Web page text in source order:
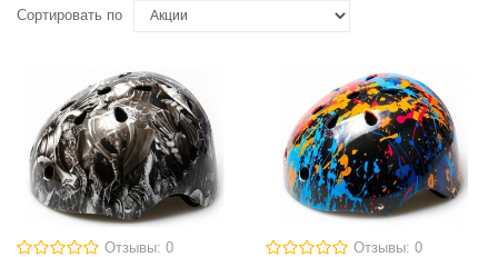
Сортировать по
Отзывы: 0 Отзывы: 0